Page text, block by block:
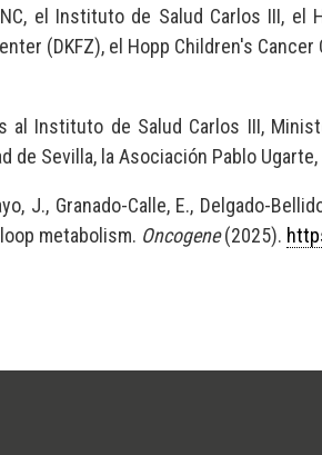
el Instituto de Salud Carlos III,
(DKFZ), el Hopp Children's
Instituto de Salud Carlos III,
de Sevilla, la Asociación Pablo
J., Granado-Calle, E., Delgado-
metabolism. Oncogene(2025).